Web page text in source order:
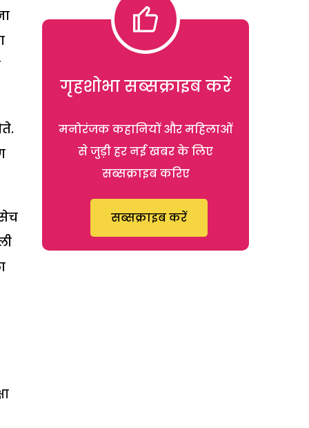
गृहशोभा सब्सक्राइब करें
मनोरंजक कहानियों और महिलाओं
से जुड़ी हर नई खबर के लिए
सब्सक्राइब करिए
सब्सक्राइब करें